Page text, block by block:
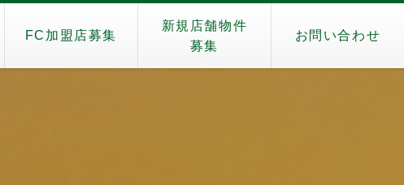
FC加盟店募集
新規店舗物件
募集
お問い合わせ